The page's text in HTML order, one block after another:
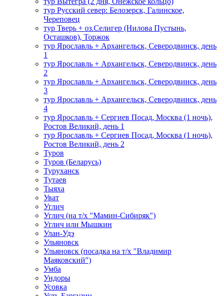
тур Русский север: Белозерск, Галинское,
Череповец
тур Тверь + оз.Селигер (Нилова Пустынь,
Осташков), Торжок
тур Ярославль + Архангельск, Северодвинск, день
1
тур Ярославль + Архангельск, Северодвинск, день
2
тур Ярославль + Архангельск, Северодвинск, день
3
тур Ярославль + Архангельск, Северодвинск, день
4
тур Ярославль + Сергиев Посад, Москва (1 ночь),
Ростов Великий, день 1
тур Ярославль + Сергиев Посад, Москва (1 ночь),
Ростов Великий, день 2
Туров
Туров (Беларусь)
Туруханск
Тутаев
Тыяха
Уват
Углич
Углич (на т/х "Мамин-Сибиряк")
Углич или Мышкин
Улан-Удэ
Ульяновск
Ульяновск (посадка на т/х "Владимир
Маяковский")
Умба
Ундоры
Усовка